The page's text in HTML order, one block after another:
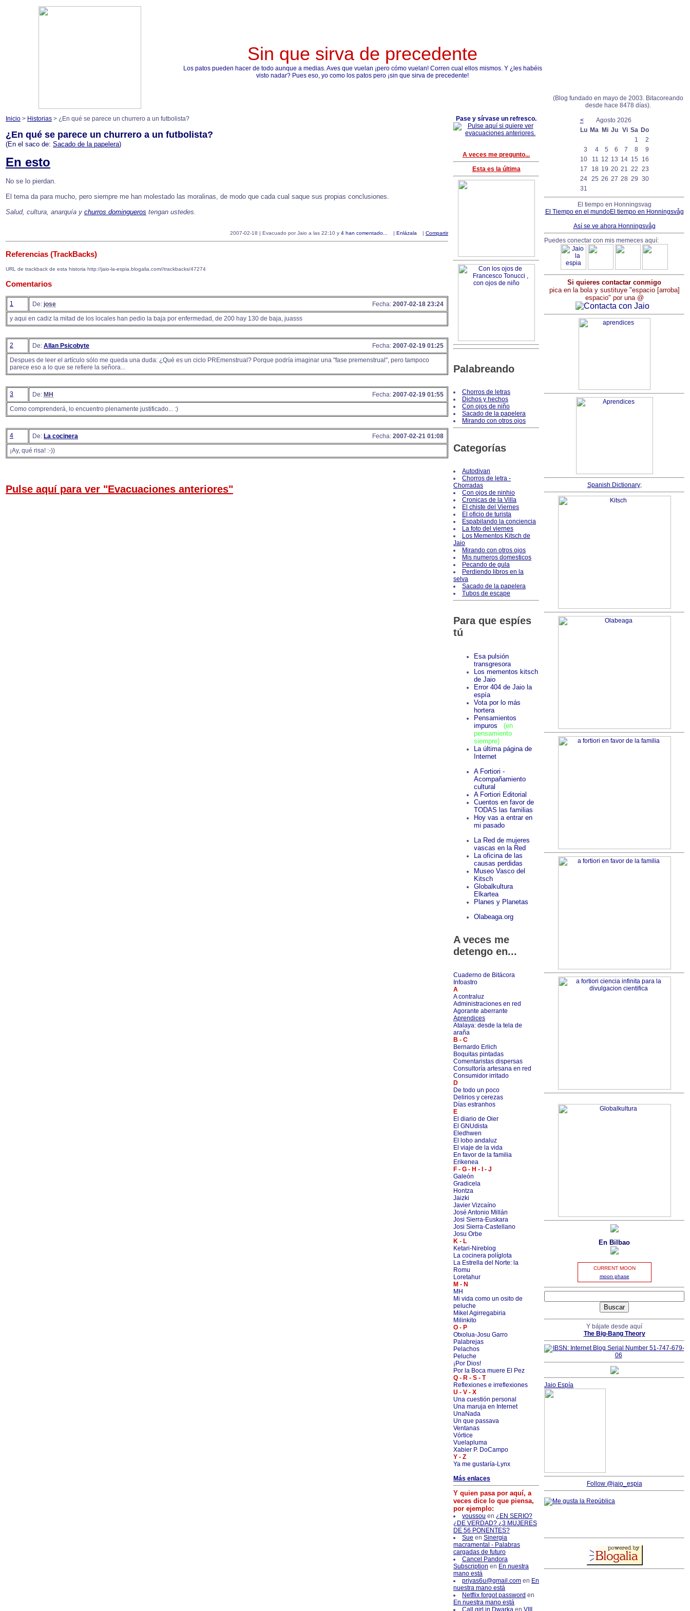
Sin que sirva de precedente
Los patos pueden hacer de todo aunque a medias. Aves que vuelan ¡pero cómo vuelan! Corren cual ellos mismos. Y ¿les habéis
visto nadar? Pues eso, yo como los patos pero ¡sin que sirva de precedente!
(Blog fundado en mayo de 2003. Bitacoreando
desde hace 8478 días).
Inicio > Historias > ¿En qué se parece un churrero a un futbolista?
¿En qué se parece un churrero a un futbolista?
(En el saco de: Sacado de la papelera)
En esto
No se lo pierdan.
El tema da para mucho, pero siempre me han molestado las moralinas, de modo que cada cual saque sus propias conclusiones.
Salud, cultura, anarquía y churros domingueros tengan ustedes.
2007-02-18 | Evacuado por Jaio a las 22:10 y 4 han comentado... | Enlázala | Compartir
Referencias (TrackBacks)
URL de trackback de esta historia http://jaio-la-espia.blogalia.com//trackbacks/47274
Comentarios
1 De: jose Fecha: 2007-02-18 23:24
y aqui en cadiz la mitad de los locales han pedio la baja por enfermedad, de 200 hay 130 de baja, juasss
2 De: Allan Psicobyte Fecha: 2007-02-19 01:25
Despues de leer el artículo sólo me queda una duda: ¿Qué es un ciclo PREmenstrual? Porque podría imaginar una "fase premenstrual", pero tampoco
parece eso a lo que se refiere la señora...
3 De: MH Fecha: 2007-02-19 01:55
Como comprenderá, lo encuentro plenamente justificado... :)
4 De: La cocinera Fecha: 2007-02-21 01:08
¡Ay, qué risa! :-))
Pulse aquí para ver "Evacuaciones anteriores"
Pase y sírvase un refresco.
A veces me pregunto...
Esta es la última
Palabreando
Chorros de letras
Dichos y hechos
Con ojos de niño
Sacado de la papelera
Mirando con otros ojos
Categorías
Autodivan
Chorros de letra -
Chorradas
Con ojos de ninhio
Cronicas de la Villa
El chiste del Viernes
El oficio de turista
Espabilando la conciencia
La foto del viernes
Los Mementos Kitsch de
Jaio
Mirando con otros ojos
Mis numeros domesticos
Pecando de gula
Perdiendo libros en la
selva
Sacado de la papelera
Tubos de escape
Para que espíes
tú
Esa pulsión
transgresora
Los mementos kitsch
de Jaio
Error 404 de Jaio la
espía
Vota por lo más
hortera
Pensamientos
impuros
(en
pensamiento
siempre)
La última página de
Internet
A Fortiori -
Acompañamiento
cultural
A Fortiori Editorial
Cuentos en favor de
TODAS las familias
Hoy vas a entrar en
mi pasado
La Red de mujeres
vascas en la Red
La oficina de las
causas perdidas
Museo Vasco del
Kitsch
Globalkultura
Elkartea
Planes y Planetas
Olabeaga.org
A veces me
detengo en...
Cuaderno de Bitácora
Infoastro
A
A contraluz
Administraciones en red
Agorante aberrante
Aprendices
Atalaya: desde la tela de
araña
B - C
Bernardo Erlich
Boquitas pintadas
Comentaristas dispersas
Consultoría artesana en red
Consumidor irritado
D
De todo un poco
Delirios y cerezas
Días estranhos
E
El diario de Oier
El GNUdista
Eledhwen
El lobo andaluz
El viaje de la vida
En favor de la familia
Erikenea
F - G - H - I - J
Galeón
Gradicela
Hontza
Jaizki
Javier Vizcaíno
José Antonio Millán
Josi Sierra-Euskara
Josi Sierra-Castellano
Josu Orbe
K - L
Ketari-Nireblog
La cocinera políglota
La Estrella del Norte: la
Romu
Loretahur
M - N
MH
Mi vida como un osito de
peluche
Mikel Agirregabiria
Milinkito
O - P
Otxolua-Josu Garro
Palabrejas
Pelachos
Peluche
¡Por Dios!
Por la Boca muere El Pez
Q - R - S - T
Reflexiones e irreflexiones
U - V - X
Una cuestión personal
Una maruja en Internet
UnaNada
Un que passava
Ventanas
Vórtice
Vuelapluma
Xabier P. DoCampo
Y - Z
Ya me gustaría-Lynx
Más enlaces
Y quien pasa por aquí, a
veces dice lo que piensa,
por ejemplo:
youssou en ¿EN SERIO?
¿DE VERDAD? ¿3 MUJERES
DE 56 PONENTES?
Sue en Sinergia
macramental - Palabras
cargadas de futuro
Cancel Pandora
Subscription en En nuestra
mano está
priyas6u@gmail.com en En
nuestra mano está
Netflix forgot password en
En nuestra mano está
Call girl in Dwarka en VIII
<
Agosto 2026
Lu Ma Mi Ju Vi Sa Do
1
2
3
4 5 6 7 8
9
10
11 12 13 14 15
16
17
18 19 20 21 22 23
24
25 26 27 28 29 30
31
El tiempo en Honningsvag
El Tiempo en el mundoEl tiempo en Honningsvåg
Así se ve ahora Honningsvåg
Puedes conectar con mis memeces aquí:
Si quieres contactar conmigo
pica en la bola y sustituye "espacio [arroba]
espacio" por una @
Spanish Dictionary;
En Bilbao
CURRENT MOON
moon phase
Y bájate desde aquí
The Big-Bang Theory
Jaio Espía
Follow @jaio_espia